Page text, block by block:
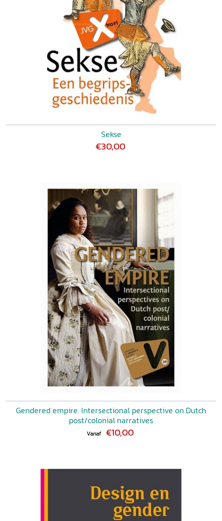
Sekse
€30,00
Gendered empire. Intersectional perspective on Dutch
post/colonial narratives
Vanaf €10,00